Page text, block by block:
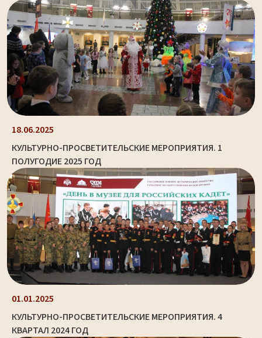
18.06.2025
КУЛЬТУРНО-ПРОСВЕТИТЕЛЬСКИЕ МЕРОПРИЯТИЯ. 1
ПОЛУГОДИЕ 2025 ГОД
01.01.2025
КУЛЬТУРНО-ПРОСВЕТИТЕЛЬСКИЕ МЕРОПРИЯТИЯ. 4
КВАРТАЛ 2024 ГОД